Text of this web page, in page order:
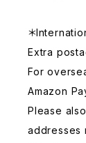
＊
Extra
For
Amazon
Please
addresses